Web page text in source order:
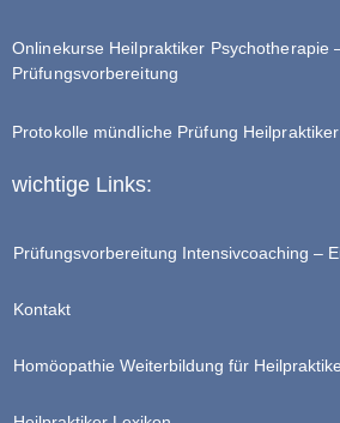
Onlinekurse Heilpraktiker Psychotherapie
Prüfungsvorbereitung
Protokolle mündliche Prüfung
wichtige Links:
Prüfungsvorbereitung Intensivcoaching –
Kontakt
Homöopathie Weiterbildung für